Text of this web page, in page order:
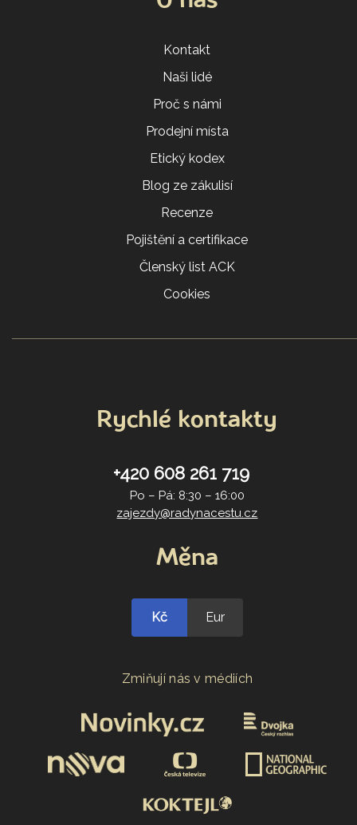
Kontakt
Naši lidé
Proč s námi
Prodejní místa
Etický kodex
Blog ze zákulisí
Recenze
Pojištění a certifikace
Členský list ACK
Cookies
Rychlé kontakty
+420 608 261 719
Po – Pá: 8:30 – 16:00
zajezdy@radynacestu.cz
Měna
Kč Eur
Zmiňují nás v médiích